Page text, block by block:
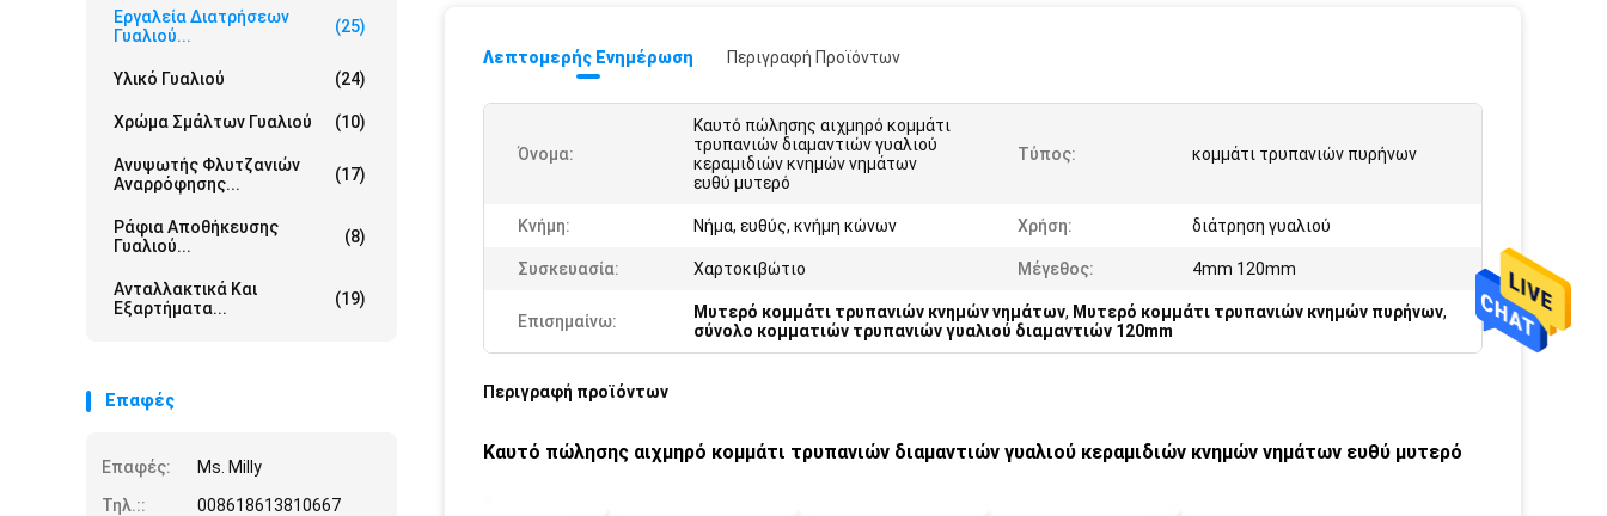
Εργαλεία Διατρήσεων
Γυαλιού...
(25)
Υλικό Γυαλιού (24)
Χρώμα Σμάλτων Γυαλιού (10)
Ανυψωτής Φλυτζανιών
Αναρρόφησης...
(17)
Ράφια Αποθήκευσης
Γυαλιού...
(8)
Ανταλλακτικά Και
Εξαρτήματα...
(19)
Επαφές
Επαφές:
Ms. Milly
Τηλ.::
008618613810667
Λεπτομερής Ενημέρωση Περιγραφή Προϊόντων
Όνομα:
Καυτό πώλησης αιχμηρό κομμάτι
τρυπανιών διαμαντιών γυαλιού
κεραμιδιών κνημών νημάτων
ευθύ μυτερό
Τύπος: κομμάτι τρυπανιών πυρήνων
Κνήμη: Νήμα, ευθύς, κνήμη κώνων Χρήση: διάτρηση γυαλιού
Συσκευασία: Χαρτοκιβώτιο Μέγεθος: 4mm 120mm
Επισημαίνω: Μυτερό κομμάτι τρυπανιών κνημών νημάτων, Μυτερό κομμάτι τρυπανιών κνημών πυρήνων,
σύνολο κομματιών τρυπανιών γυαλιού διαμαντιών 120mm
Περιγραφή προϊόντων
Καυτό πώλησης αιχμηρό κομμάτι τρυπανιών διαμαντιών γυαλιού κεραμιδιών κνημών νημάτων ευθύ μυτερό